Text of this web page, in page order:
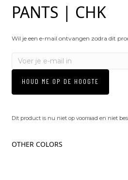
PANTS | CHK
Wil je een e-mail ontvangen zodra dit
HOUD ME OP DE HOOGTE
Dit product is nu niet op voorraad en niet
OTHER COLORS